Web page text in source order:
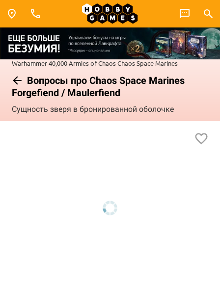
Warhammer 40,000Armies of ChaosChaos Space Marines
Вопросы про Chaos Space Marines
Forgefiend / Maulerfiend
Сущность зверя в бронированной оболочке